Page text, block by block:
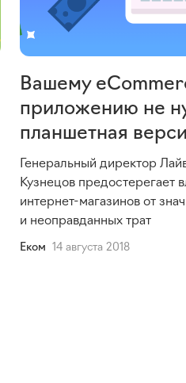
Вашему
приложению не
планшетная
Генеральный директор
Кузнецов предостерегает
интернет-магазиновот
и неоправданных трат
Еком 14 августа 2018